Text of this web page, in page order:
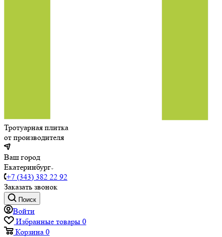
Тротуарная плитка
от производителя
Ваш город
Екатеринбург
+7 (343) 382 22 92
Заказать звонок
Поиск
Войти
Избранные товары 0
Корзина 0